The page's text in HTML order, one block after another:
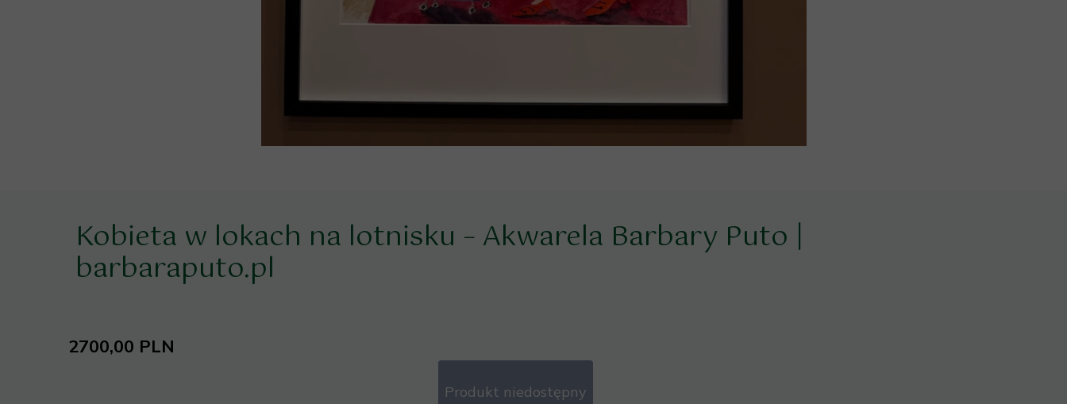
Produkt niedostępny
2700,00 PLN
Kobieta w lokach na lotnisku – Akwarela Barbary Puto |
barbaraputo.pl